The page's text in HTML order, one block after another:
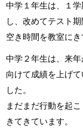
中学１年生は、１
し、改めてテスト
空き時間を教室に
中学２年生は、来
向けて成績を上げ
した。
まだまだ行動を起
きてきています。